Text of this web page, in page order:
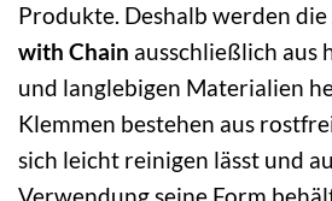
Produkte. Deshalb werden die
with Chain ausschließlich aus
und langlebigen Materialien
Klemmen bestehen aus
sich leicht reinigen lässt und